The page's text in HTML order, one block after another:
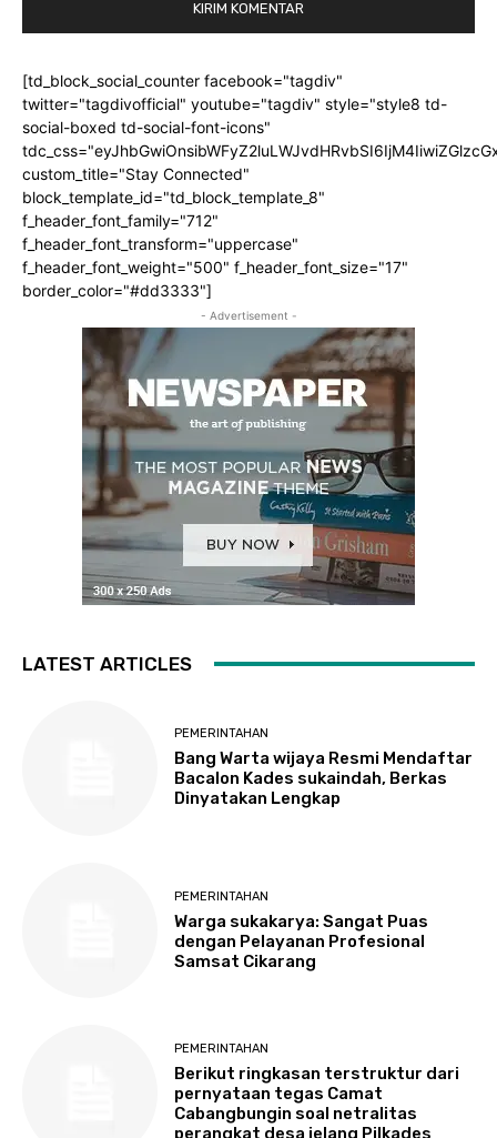
[td_block_social_counter facebook="tagdiv"
twitter="tagdivofficial" youtube="tagdiv" style="style8 td-
social-boxed td-social-font-icons"
custom_title="Stay Connected"
block_template_id="td_block_template_8"
f_header_font_family="712"
f_header_font_transform="uppercase"
f_header_font_weight="500" f_header_font_size="17"
border_color="#dd3333"]
- Advertisement -
LATEST ARTICLES
PEMERINTAHAN
Bang Warta wijaya Resmi Mendaftar
Bacalon Kades sukaindah, Berkas
Dinyatakan Lengkap
PEMERINTAHAN
Warga sukakarya: Sangat Puas
dengan Pelayanan Profesional
Samsat Cikarang
PEMERINTAHAN
Berikut ringkasan terstruktur dari
pernyataan tegas Camat
Cabangbungin soal netralitas
perangkat desa jelang Pilkades